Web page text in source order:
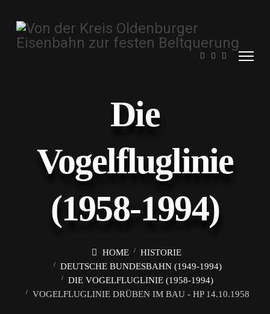
Die
Vogelfluglinie
(1958-1994)
HOME
HISTORIE
DEUTSCHE BUNDESBAHN (1949-1994)
DIE VOGELFLUGLINIE (1958-1994)
VOGELFLUGLINIE DRÜBEN IM BAU - HP 14.10.1958